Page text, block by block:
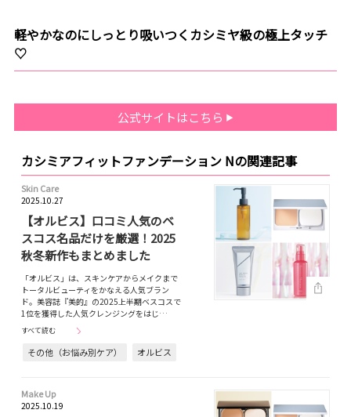
軽やかなのにしっとり吸いつくカシミヤ級の極上タッチ
♡
公式サイトはこちら
カシミアフィットファンデーション Nの関連記事
Skin Care
2025.10.27
【オルビス】口コミ人気のベ
スコス名品だけを厳選！2025
秋冬新作もまとめました
「オルビス」は、スキンケアからメイクまで
トータルビューティをかなえる人気ブラン
ド。美容誌『美的』の2025上半期ベスコスで
1位を獲得した人気クレンジングをはじ…
すべて読む
その他（お悩み別ケア） オルビス
Make Up
2025.10.19